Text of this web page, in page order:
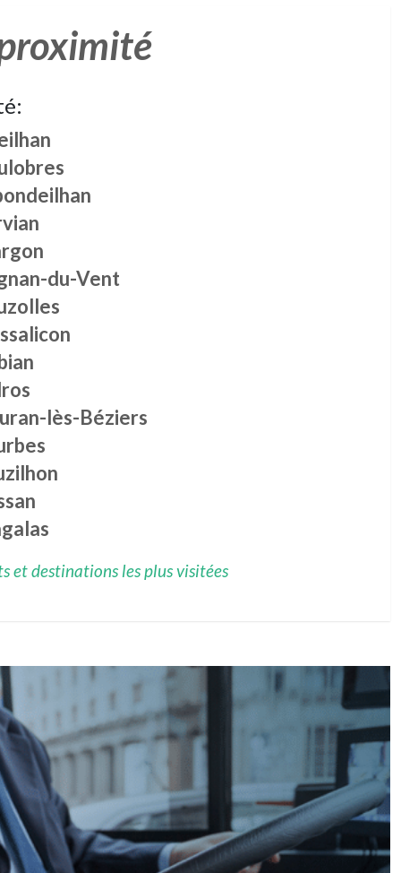
du-Vent
lès-Béziers
et destinations les plus visitées